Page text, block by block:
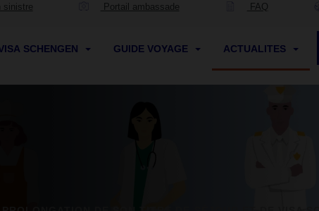
sinistre Portail ambassade FAQ
SCHENGEN GUIDE VOYAGE ACTUALITES